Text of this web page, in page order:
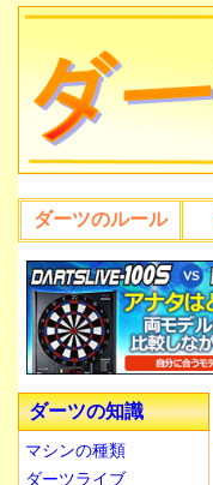
ダーツのルール
ダーツの知識
マシンの種類
ダーツライブ